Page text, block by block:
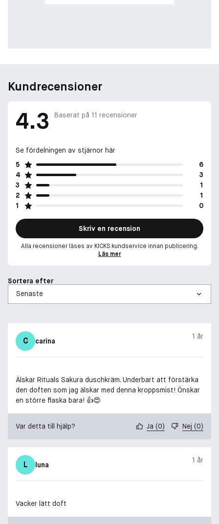
Kundrecensioner
4.3 Baserat på 11 recensioner
Se fördelningen av stjärnor här
5
6
4
3
3
1
2
1
1
0
Skriv en recension
Alla recensioner läses av KICKS kundservice innan publicering.
Läs mer
Sortera efter
C carina
1 år
Älskar Rituals Sakura duschkräm. Underbart att förstärka
den doften som jag älskar med denna kroppsmist! Önskar
en större flaska bara! 👍😍
Var detta till hjälp? Ja (0) Nej (0)
L luna
1 år
Vacker lätt doft